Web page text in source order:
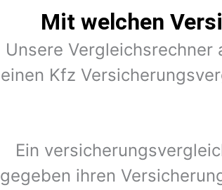
Mit welchen
Unsere
einen Kfz
Ein
gegeben ihren